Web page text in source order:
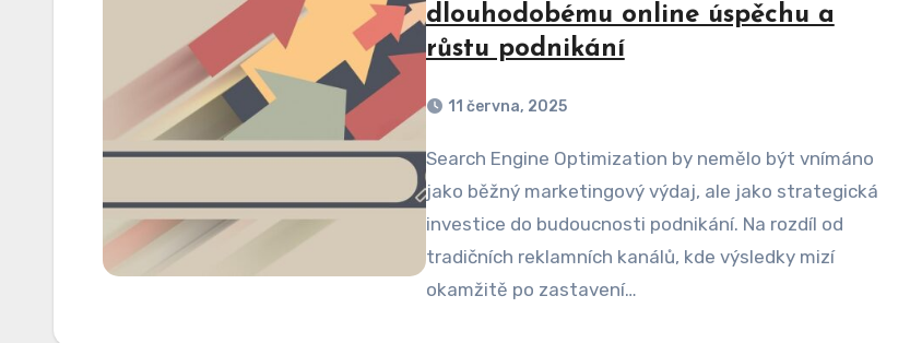
dlouhodobému online úspěchu a
růstu podnikání
11 června, 2025
Search Engine Optimization by nemělo být vnímáno
jako běžný marketingový výdaj, ale jako strategická
investice do budoucnosti podnikání. Na rozdíl od
tradičních reklamních kanálů, kde výsledky mizí
okamžitě po zastavení…